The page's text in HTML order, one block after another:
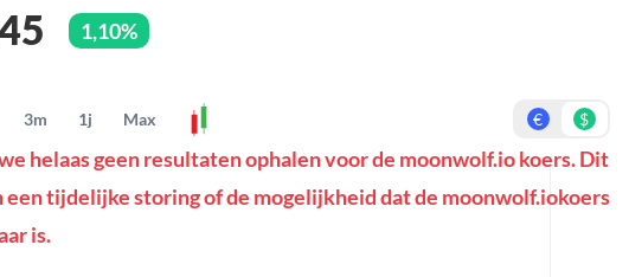
1,10%
3m 1j Max € $
helaas geen resultaten ophalen voor de moonwolf.io koers. Dit
een tijdelijke storing of de mogelijkheid dat de moonwolf.iokoers
is.